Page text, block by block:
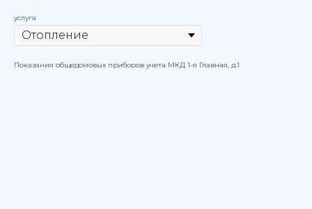
услуга
Показания общедомовых приборов учета МКД 1-я Главная, д.1